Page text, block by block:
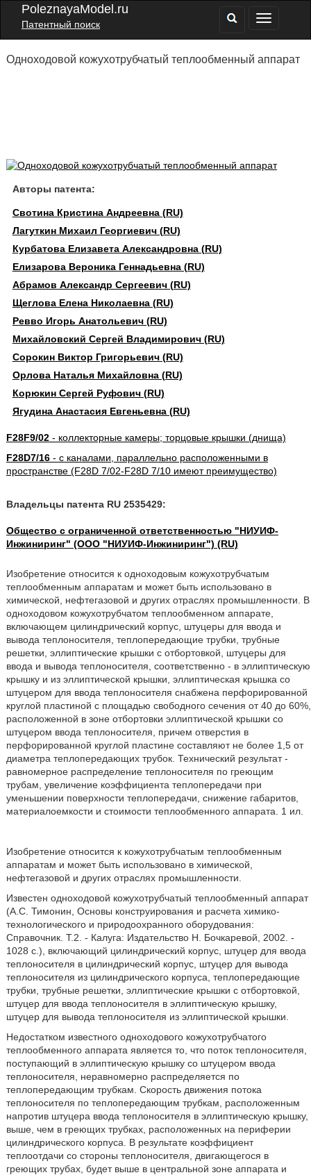
PoleznayaModel.ru
Патентный поиск
Одноходовой кожухотрубчатый теплообменный аппарат
Авторы патента:
Свотина Кристина Андреевна (RU)
Лагуткин Михаил Георгиевич (RU)
Курбатова Елизавета Александровна (RU)
Елизарова Вероника Геннадьевна (RU)
Абрамов Александр Сергеевич (RU)
Щеглова Елена Николаевна (RU)
Ревво Игорь Анатольевич (RU)
Михайловский Сергей Владимирович (RU)
Сорокин Виктор Григорьевич (RU)
Орлова Наталья Михайловна (RU)
Корюкин Сергей Руфович (RU)
Ягудина Анастасия Евгеньевна (RU)
F28F9/02- коллекторные камеры; торцовые крышки (днища)
F28D7/16- с каналами, параллельно расположенными в
пространстве (F28D 7/02-F28D 7/10 имеют преимущество)
Владельцы патента RU 2535429:
Общество с ограниченной ответственностью "НИУИФ-
Инжиниринг" (ООО "НИУИФ-Инжиниринг") (RU)
Изобретение относится к одноходовым кожухотрубчатым
теплообменным аппаратам и может быть использовано в
химической, нефтегазовой и других отраслях промышленности. В
одноходовом кожухотрубчатом теплообменном аппарате,
включающем цилиндрический корпус, штуцеры для ввода и
вывода теплоносителя, теплопередающие трубки, трубные
решетки, эллиптические крышки с отбортовкой, штуцеры для
ввода и вывода теплоносителя, соответственно - в эллиптическую
крышку и из эллиптической крышки, эллиптическая крышка со
штуцером для ввода теплоносителя снабжена перфорированной
круглой пластиной с площадью свободного сечения от 40 до 60%,
расположенной в зоне отбортовки эллиптической крышки со
штуцером ввода теплоносителя, причем отверстия в
перфорированной круглой пластине составляют не более 1,5 от
диаметра теплопередающих трубок. Технический результат -
равномерное распределение теплоносителя по греющим
трубам, увеличение коэффициента теплопередачи при
уменьшении поверхности теплопередачи, снижение габаритов,
материалоемкости и стоимости теплообменного аппарата. 1 ил.
Изобретение относится к кожухотрубчатым теплообменным
аппаратам и может быть использовано в химической,
нефтегазовой и других отраслях промышленности.
Известен одноходовой кожухотрубчатый теплообменный аппарат
(А.С. Тимонин, Основы конструирования и расчета химико-
технологического и природоохранного оборудования:
Справочник. Т.2. - Калуга: Издательство Н. Бочкаревой, 2002. -
1028 с.), включающий цилиндрический корпус, штуцер для ввода
теплоносителя в цилиндрический корпус, штуцер для вывода
теплоносителя из цилиндрического корпуса, теплопередающие
трубки, трубные решетки, эллиптические крышки с отбортовкой,
штуцер для ввода теплоносителя в эллиптическую крышку,
штуцер для вывода теплоносителя из эллиптической крышки.
Недостатком известного одноходового кожухотрубчатого
теплообменного аппарата является то, что поток теплоносителя,
поступающий в эллиптическую крышку со штуцером ввода
теплоносителя, неравномерно распределяется по
теплопередающим трубкам. Скорость движения потока
теплоносителя по теплопередающим трубкам, расположенным
напротив штуцера ввода теплоносителя в эллиптическую крышку,
выше, чем в греющих трубках, расположенных на периферии
цилиндрического корпуса. В результате коэффициент
теплоотдачи со стороны теплоносителя, двигающегося в
греющих трубах, будет выше в центральной зоне аппарата и